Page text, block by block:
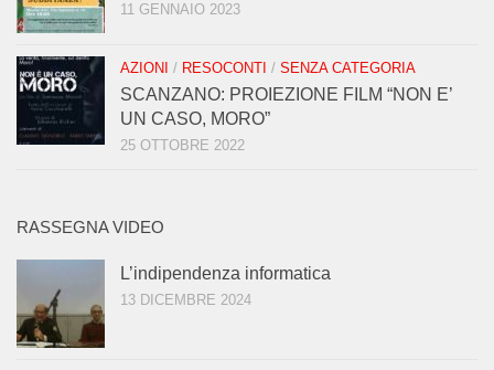
11 GENNAIO 2023
AZIONI / RESOCONTI / SENZA CATEGORIA
SCANZANO: PROIEZIONE FILM “NON E’
UN CASO, MORO”
25 OTTOBRE 2022
RASSEGNA VIDEO
L’indipendenza informatica
13 DICEMBRE 2024